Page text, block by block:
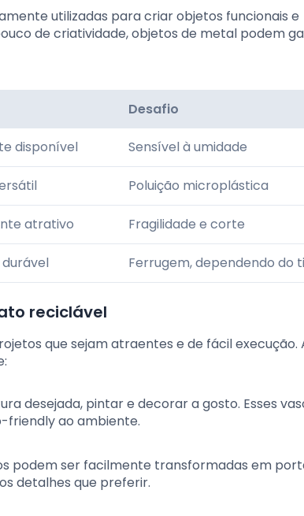
utilizadas para criar objetos funcionais e
de criatividade, objetos de metal podem
Desafio
disponível Sensível à umidade
Poluição microplástica
atrativo Fragilidade e corte
durável Ferrugem, dependendo do
reciclável
que sejam atraentes e de fácil execução.
desejada, pintar e decorar a gosto. Esses
friendly ao ambiente.
podem ser facilmente transformadas em
detalhes que preferir.